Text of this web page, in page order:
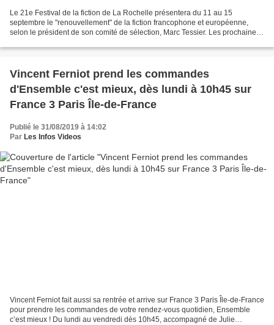
Le 21e Festival de la fiction de La Rochelle présentera du 11 au 15
septembre le "renouvellement" de la fiction francophone et européenne,
selon le président de son comité de sélection, Marc Tessier. Les prochaines
Vincent Ferniot prend les commandes
d'Ensemble c'est mieux, dès lundi à 10h45 sur
France 3 Paris Île-de-France
Publié le 31/08/2019 à 14:02
Par Les Infos Videos
Vincent Ferniot fait aussi sa rentrée et arrive sur France 3 Paris Île-de-France
pour prendre les commandes de votre rendez-vous quotidien, Ensemble
c’est mieux ! Du lundi au vendredi dès 10h45, accompagné de Julie